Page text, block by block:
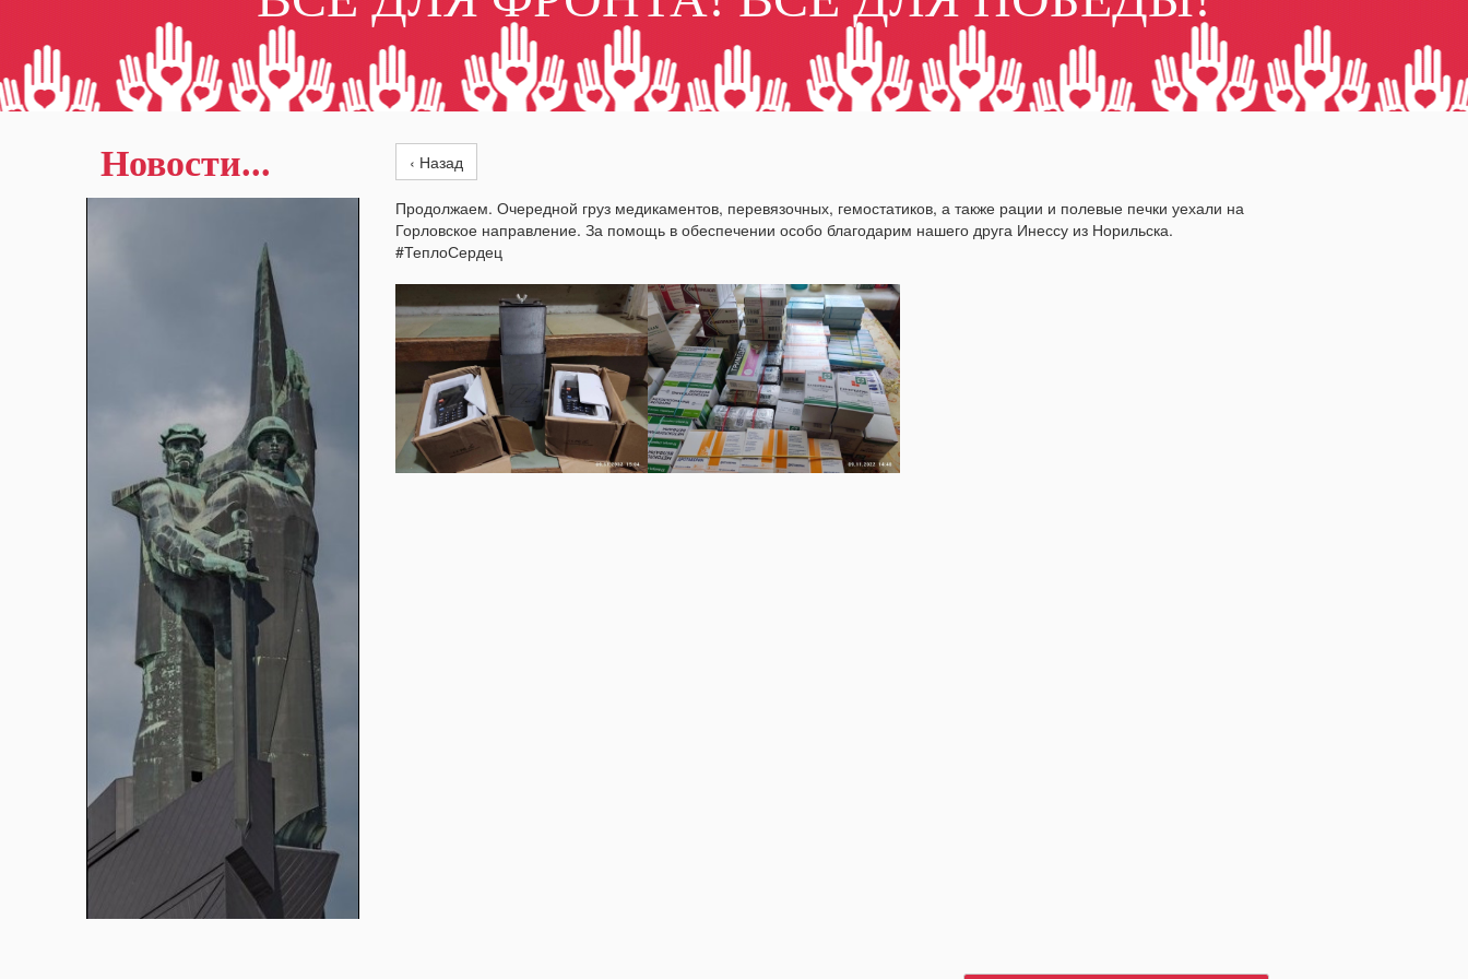
‹ Назад
Продолжаем. Очередной груз медикаментов, перевязочных, гемостатиков, а также рации и полевые печки уехали на
Горловское направление. За помощь в обеспечении особо благодарим нашего друга Инессу из Норильска.
#ТеплоСердец
Новости...